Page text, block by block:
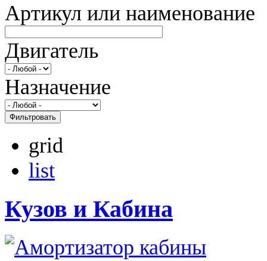
Артикул или наименование
Двигатель
Назначение
Фильтровать
grid
list
Кузов и Кабина